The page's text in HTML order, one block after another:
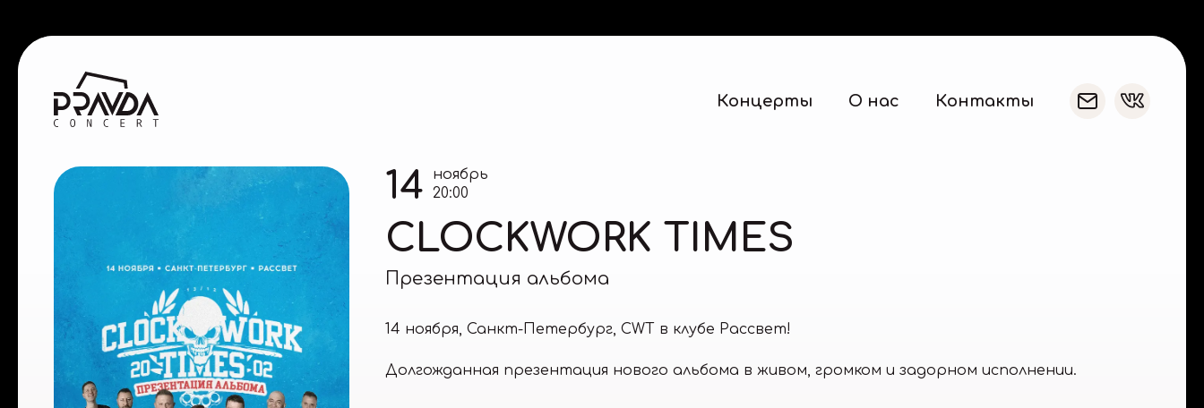
Концерты О нас Контакты
14
ноябрь
20:00
CLOCKWORK TIMES
Презентация альбома
14 ноября, Санкт-Петербург, CWT в клубе Рассвет!
Долгожданная презентация нового альбома в живом, громком и задорном исполнении.